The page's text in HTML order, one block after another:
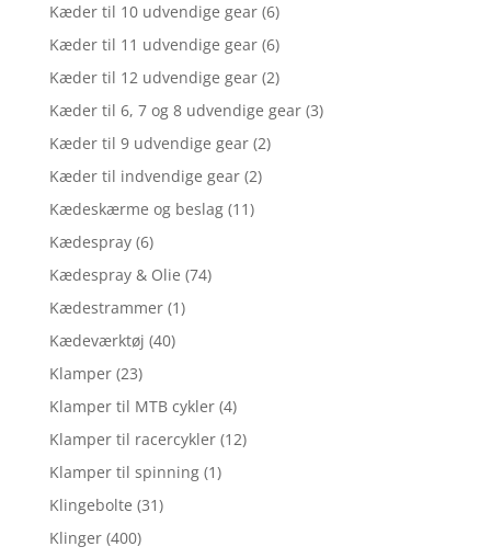
Kæder til 10 udvendige gear (6)
Kæder til 11 udvendige gear (6)
Kæder til 12 udvendige gear (2)
Kæder til 6, 7 og 8 udvendige gear (3)
Kæder til 9 udvendige gear (2)
Kæder til indvendige gear (2)
Kædeskærme og beslag (11)
Kædespray (6)
Kædespray & Olie (74)
Kædestrammer (1)
Kædeværktøj (40)
Klamper (23)
Klamper til MTB cykler (4)
Klamper til racercykler (12)
Klamper til spinning (1)
Klingebolte (31)
Klinger (400)